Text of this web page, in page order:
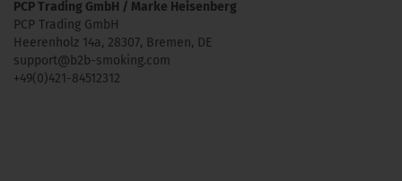
PCP Trading GmbH / Marke Heisenberg
PCP Trading GmbH
Heerenholz 14a, 28307, Bremen, DE
support@b2b-smoking.com
+49(0)421-84512312